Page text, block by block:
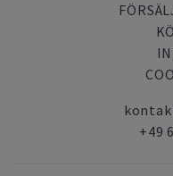
+49